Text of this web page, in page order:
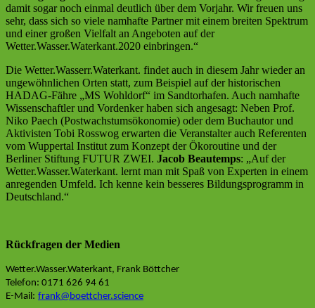
damit sogar noch einmal deutlich über dem Vorjahr. Wir freuen uns
sehr, dass sich so viele namhafte Partner mit einem breiten Spektrum
und einer großen Vielfalt an Angeboten auf der
Wetter.Wasser.Waterkant.2020 einbringen.“
Die Wetter.Wasserr.Waterkant. findet auch in diesem Jahr wieder an
ungewöhnlichen Orten statt, zum Beispiel auf der historischen
HADAG-Fähre „MS Wohldorf“ im Sandtorhafen. Auch namhafte
Wissenschaftler und Vordenker haben sich angesagt: Neben Prof.
Niko Paech (Postwachstumsökonomie) oder dem Buchautor und
Aktivisten Tobi Rosswog erwarten die Veranstalter auch Referenten
vom Wuppertal Institut zum Konzept der Ökoroutine und der
Berliner Stiftung FUTUR ZWEI. Jacob Beautemps: „Auf der
Wetter.Wasser.Waterkant. lernt man mit Spaß von Experten in einem
anregenden Umfeld. Ich kenne kein besseres Bildungsprogramm in
Deutschland.“
Rückfragen der Medien
Wetter.Wasser.Waterkant, Frank Böttcher
Telefon: 0171 626 94 61
E-Mail: frank@boettcher.science